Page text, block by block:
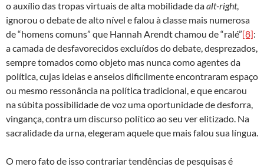
o auxílio das tropas virtuais de alta mobilidade daalt-right,
ignorou o debate de alto nível e falou à classe mais numerosa
de “homens comuns” que Hannah Arendt chamou de “ralé”[8]:
a camada de desfavorecidos excluídos do debate, desprezados,
sempre tomados como objeto mas nunca como agentes da
política, cujas ideias e anseios dificilmente encontraram espaço
ou mesmo ressonância na política tradicional, e que encarou
na súbita possibilidade de voz uma oportunidade de desforra,
vingança, contra um discurso político ao seu ver elitizado. Na
sacralidade da urna, elegeram aquele que mais falou sua língua.
O mero fato de isso contrariar tendências de pesquisas é